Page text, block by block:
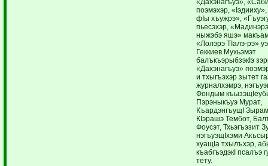
поэмэхэр,
фIы хъужрэ»,
пьесэхэр,
ныжэбэ яшэ»
«Лолэрэ ТIалэ-рэ»
Геккиев Мухьэмэт
балъкъэрыбзэкIэ
«Дахэнагъуэ»
и тхыгъэхэр зытет
журналхэмрэ,
Фондым
Пэрэныкъуэ Мурат,
КъардэнгъущI
КIэрашэ Тембот,
Фоусэт, Тхьэгъэзит
нэгъуэщIхэми
хуащIа тхылъхэр,
къабгъэдэкI псалъэ
тету.